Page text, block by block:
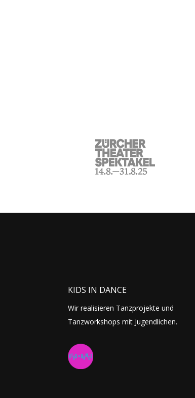
KIDS IN DANCE
Wir realisieren Tanzprojekte und
Tanzworkshops mit Jugendlichen.